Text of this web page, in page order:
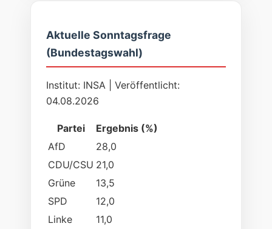
Aktuelle Sonntagsfrage
(Bundestagswahl)
Institut: INSA | Veröffentlicht:
04.08.2026
Partei
Ergebnis (%)
AfD
28,0
CDU/CSU 21,0
Grüne
13,5
SPD
12,0
Linke
11,0